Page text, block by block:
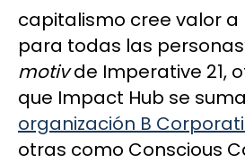
capitalismo cree valor a
para todas las
motivde Imperative 21,
que Impact Hub se
organización B
otras como Conscious